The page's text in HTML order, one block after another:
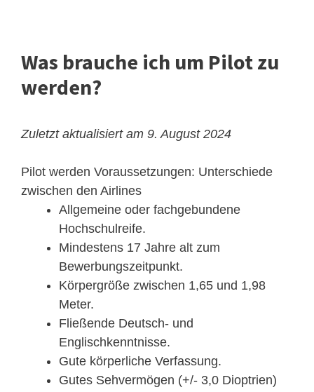
Was brauche ich um Pilot zu
werden?
Zuletzt aktualisiert am 9. August 2024
Pilot werden Voraussetzungen: Unterschiede
zwischen den Airlines
Allgemeine oder fachgebundene
Hochschulreife.
Mindestens 17 Jahre alt zum
Bewerbungszeitpunkt.
Körpergröße zwischen 1,65 und 1,98
Meter.
Fließende Deutsch- und
Englischkenntnisse.
Gute körperliche Verfassung.
Gutes Sehvermögen (+/- 3,0 Dioptrien)